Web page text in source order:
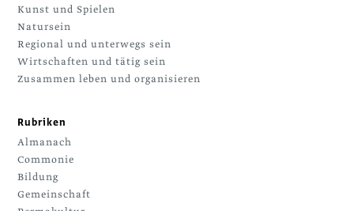
Kunst und Spielen
Natursein
Regional und unterwegs sein
Wirtschaften und tätig sein
Zusammen leben und organisieren
Rubriken
Almanach
Commonie
Bildung
Gemeinschaft